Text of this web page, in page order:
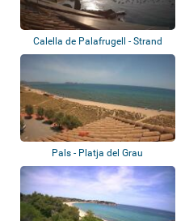
Calella de Palafrugell - Strand
Pals - Platja del Grau